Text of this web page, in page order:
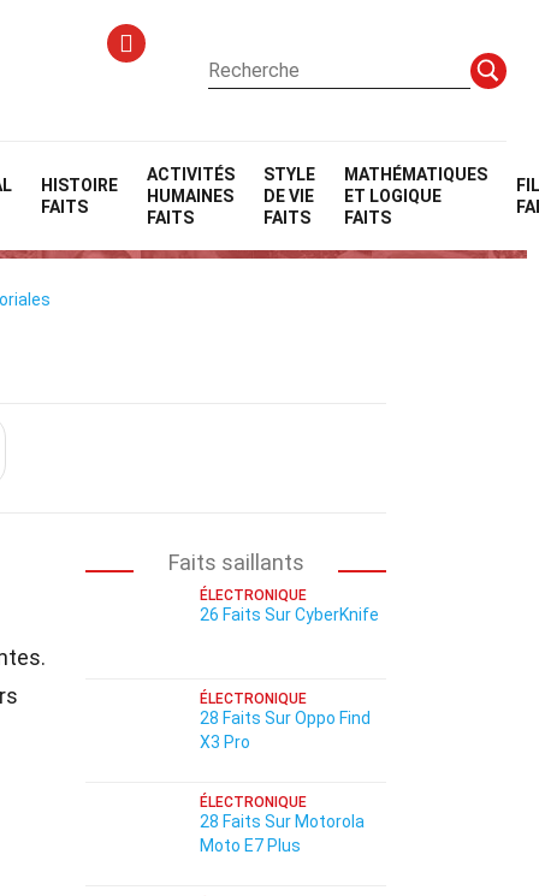
HISTOIRE
FAITS
ACTIVITÉS
HUMAINES
FAITS
STYLE
DE VIE
FAITS
MATHÉMATIQUES
ET LOGIQUE
FAITS
Faits saillants
ÉLECTRONIQUE
26 Faits Sur CyberKnife
ÉLECTRONIQUE
28 Faits Sur Oppo Find
X3 Pro
ÉLECTRONIQUE
28 Faits Sur Motorola
Moto E7 Plus